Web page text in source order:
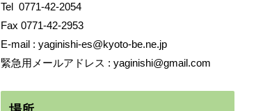
Tel 0771-42-2054
Fax 0771-42-2953
E-mail : yaginishi-es@kyoto-be.ne.jp
緊急用メールアドレス : yaginishi@gmail.com